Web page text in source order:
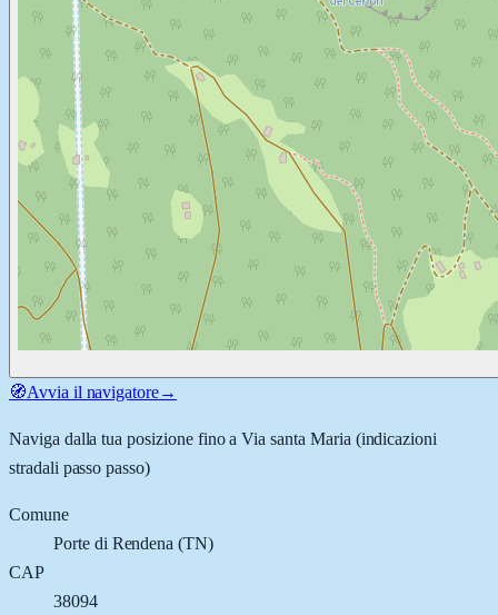
🧭Avvia il navigatore→
Naviga dalla tua posizione fino aVia santa Maria (indicazioni
stradali passo passo)
Comune
Porte di Rendena (TN)
CAP
38094